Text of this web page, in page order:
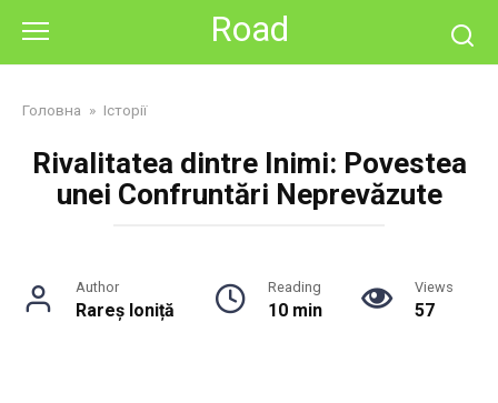
content
Road
Головна » Історії
Rivalitatea dintre Inimi: Povestea
unei Confruntări Neprevăzute
Author
Rareș Ioniță
Reading
10 min
Views
57